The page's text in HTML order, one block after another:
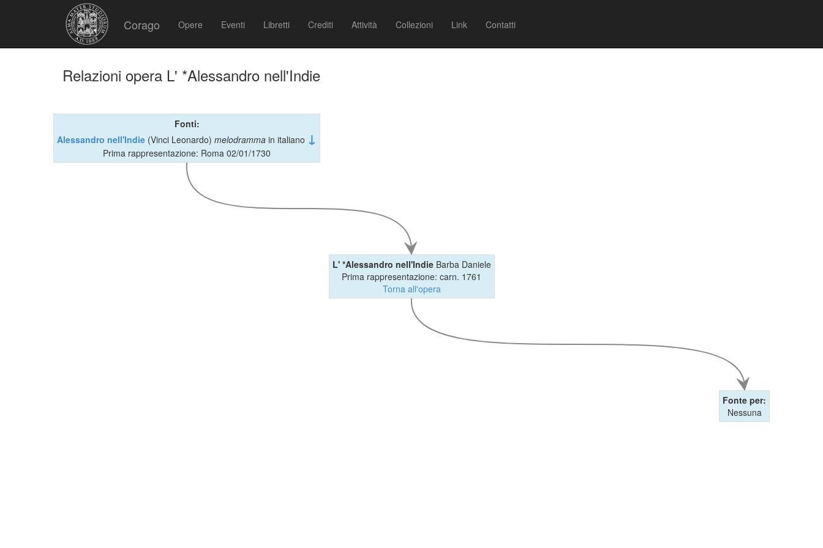
Corago Opere Eventi Libretti Crediti Attività Collezioni Link Contatti
Relazioni opera L' *Alessandro nell'Indie
Fonti:
Alessandro nell'Indie (Vinci Leonardo) melodramma in italiano ↓
Prima rappresentazione: Roma 02/01/1730
L' *Alessandro nell'IndieBarba Daniele
Prima rappresentazione: carn. 1761
Torna all'opera
Fonte per:
Nessuna